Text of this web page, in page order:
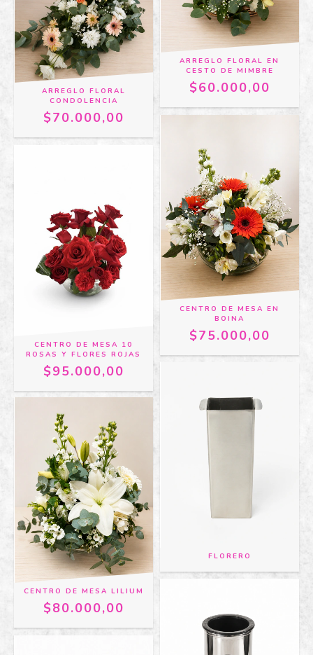
ARREGLO FLORAL
CONDOLENCIA
$70.000,00
ARREGLO FLORAL EN
CESTO DE MIMBRE
$60.000,00
CENTRO DE MESA 10
ROSAS Y FLORES ROJAS
$95.000,00
CENTRO DE MESA EN
BOINA
$75.000,00
CENTRO DE MESA LILIUM
$80.000,00
FLORERO